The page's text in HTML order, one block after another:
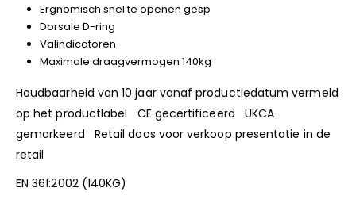
Ergnomisch snel te openen gesp
Dorsale D-ring
Valindicatoren
Maximale draagvermogen 140kg
Houdbaarheid van 10 jaar vanaf productiedatum vermeld
op het productlabel CE gecertificeerd UKCA
gemarkeerd Retail doos voor verkoop presentatie in de
retail
EN 361:2002 (140KG)